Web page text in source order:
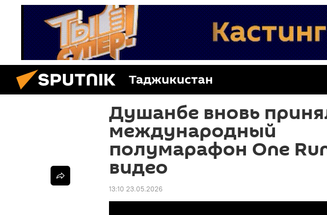
Таджикистан
Душанбе вновь
международный
полумарафон One
видео
13:10 23.05.2026